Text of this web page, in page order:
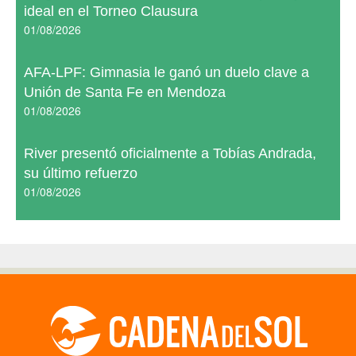
ideal en el Torneo Clausura
01/08/2026
AFA-LPF: Gimnasia le ganó un duelo clave a
Unión de Santa Fe en Mendoza
01/08/2026
River presentó oficialmente a Tobías Andrada,
su último refuerzo
01/08/2026